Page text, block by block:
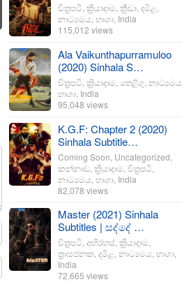
චිත්‍රපටි ක්‍රියාදාම ක්‍රීඩා දමිළ
නාට්‍යමය භාශා India
115,012 views
Ala Vaikunthapurramuloo
(2020) Sinhala S…
චිත්‍රපටි ක්‍රියාදාම තෙළිගු නාට්‍යමය
භාශා India
95,048 views
K.G.F: Chapter 2 (2020)
Sinhala Subtitle…
Coming Soon Uncategorized
කන්නාඩ ක්‍රියාදාම චිත්‍රපටි
නාට්‍යමය භාශා India
82,078 views
Master (2021) Sinhala
Subtitles | සද්දේ …
චිත්‍රපටි අභිරහස් ක්‍රියාදාම
ත්‍රාසජනක දමිළ නාට්‍යමය භාශා
India
72,665 views